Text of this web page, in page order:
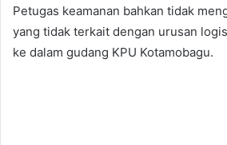
Petugas keamanan bahkan tidak
yang tidak terkait dengan urusan
ke dalam gudang KPU Kotamobagu.